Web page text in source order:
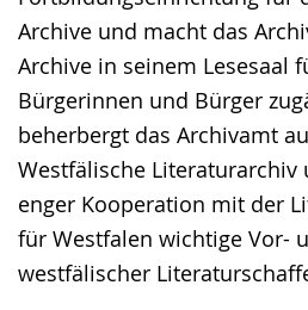
Archive und macht das
Archive in seinem Lesesaal
Bürgerinnen und Bürger
beherbergt das Archivamt
Westfälische Literaturarchiv
enger Kooperation mit der
für Westfalen wichtige Vor-
westfälischer